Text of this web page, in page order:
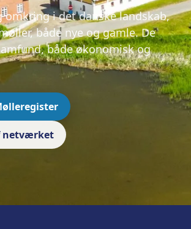
omkring i det danske landskab,
både nye og gamle. De
både økonomisk og
netværket